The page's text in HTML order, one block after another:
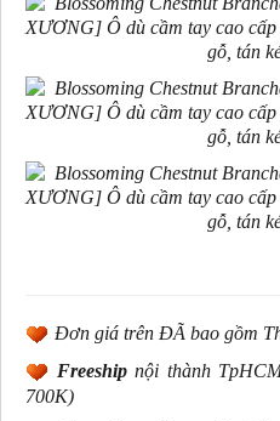
Đơn giá trên ĐÃ bao gồm
Freeship nội thành
700K)